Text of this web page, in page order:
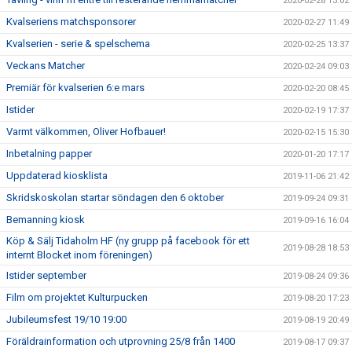
Kvalseriens matchsponsorer 2020-02-27 11:49
Kvalserien - serie & spelschema 2020-02-25 13:37
Veckans Matcher 2020-02-24 09:03
Premiär för kvalserien 6:e mars 2020-02-20 08:45
Istider 2020-02-19 17:37
Varmt välkommen, Oliver Hofbauer! 2020-02-15 15:30
Inbetalning papper 2020-01-20 17:17
Uppdaterad kiosklista 2019-11-06 21:42
Skridskoskolan startar söndagen den 6 oktober 2019-09-24 09:31
Bemanning kiosk 2019-09-16 16:04
Köp & Sälj Tidaholm HF (ny grupp på facebook för ett
internt Blocket inom föreningen)
2019-08-28 18:53
Istider september 2019-08-24 09:36
Film om projektet Kulturpucken 2019-08-20 17:23
Jubileumsfest 19/10 19:00 2019-08-19 20:49
Föräldrainformation och utprovning 25/8 från 1400 2019-08-17 09:37